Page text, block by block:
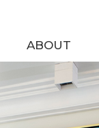
ABOUT